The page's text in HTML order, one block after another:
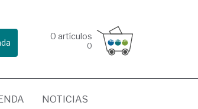
0 artículos
0
NOTICIAS